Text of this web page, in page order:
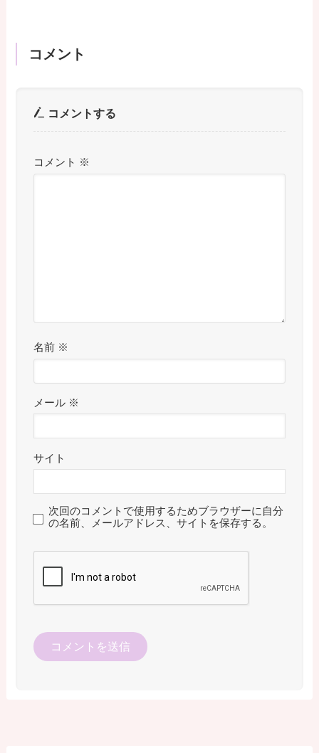
コメント
コメントする
コメント ※
名前 ※
メール ※
サイト
次回のコメントで使用するためブラウザーに自分
の名前、メールアドレス、サイトを保存する。